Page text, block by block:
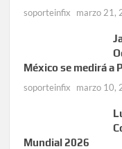
soporteinfix marzo 21,
México se medirá a
soporteinfix marzo 10,
Mundial 2026